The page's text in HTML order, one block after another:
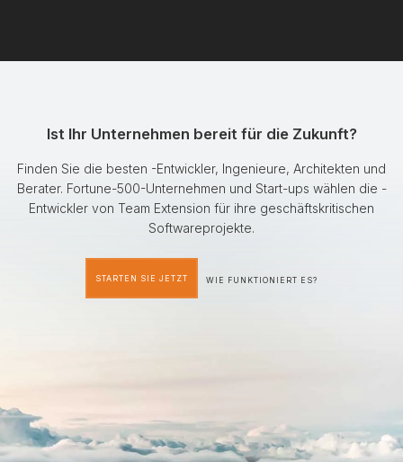
Ist Ihr Unternehmen bereit für die Zukunft?
Finden Sie die besten -Entwickler, Ingenieure, Architekten und
Berater. Fortune-500-Unternehmen und Start-ups wählen die -
Entwickler von Team Extension für ihre geschäftskritischen
Softwareprojekte.
STARTEN SIE JETZT WIE FUNKTIONIERT ES?